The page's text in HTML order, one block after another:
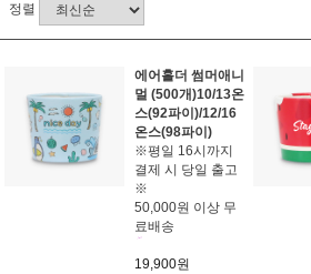
정렬
에어홀더 썸머애니
멀 (500개)10/13온
스(92파이)/12/16
온스(98파이)
※평일 16시까지
결제 시 당일 출고
※
50,000원 이상 무
료배송
19,900원